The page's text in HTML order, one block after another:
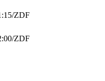
/ZDF
/ZDF